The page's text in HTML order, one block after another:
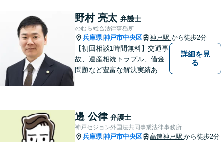
で進めるようにしています。
お困りの際は、ぜひご相談く
ださい。
野村 亮太 弁護士
のむら総合法律事務所
兵庫県|神戸市中央区 神戸駅 から徒歩2分
【初回相談1時間無料】交通事
故、遺産相続トラブル、借金
問題など豊富な解決実績あ
て納得感のある解決を目指し
ます【神戸駅徒歩2分】【ハー
バーランド駅5分】
詳細を見
る
邊 公律 弁護士
神戸セジョン外国法共同事業法律事務所
兵庫県|神戸市中央区 高速神戸駅 から徒歩2分